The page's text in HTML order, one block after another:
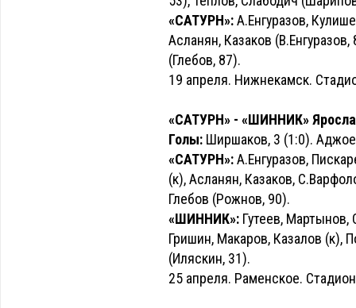
«САТУРН»:А.Енгуразов,
Асланян, Казаков
(Глебов, 87).
19 апреля. Нижнекамск.
«САТУРН» - «ШИННИК»
Голы: Ширшаков, 3 (1:0).
«САТУРН»:А.Енгуразов,
(к), Асланян, Казаков,
Глебов (Рожнов, 90).
«ШИННИК»: Гутеев, Мартынов,
Гришин, Макаров, Казалов (к),
(Иляскин, 31).
25 апреля. Раменское.